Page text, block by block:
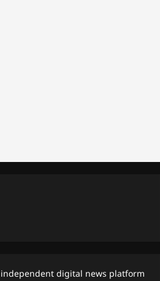
digital news platform